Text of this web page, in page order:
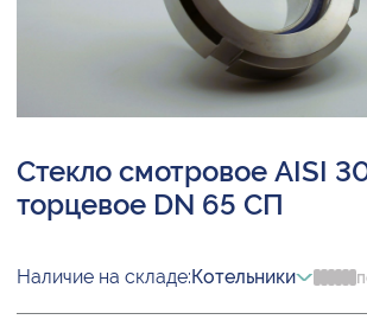
Стекло смотровое AISI
торцевое DN 65 СП
Наличие на складе:Котельники